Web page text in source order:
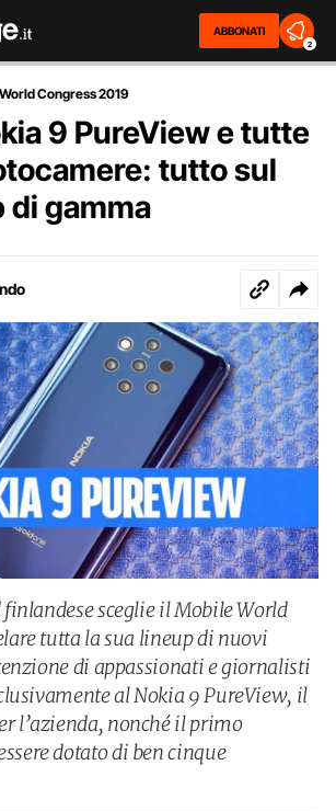
ABBONATI
2
Congress 2019
9 PureView e tutte
tutto sul
di gamma
sceglie il Mobile World
tutta la sua lineup di nuovi
di appassionati e giornalisti
al Nokia 9 PureView, il
l’azienda, nonché il primo
dotato di ben cinque